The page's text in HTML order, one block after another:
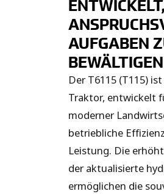
AUFGABEN
BEWÄLTIGEN
Der T6115 (T115)
Traktor, entwickelt
moderner
betriebliche
Leistung. Die
der aktualisierte
ermöglichen die